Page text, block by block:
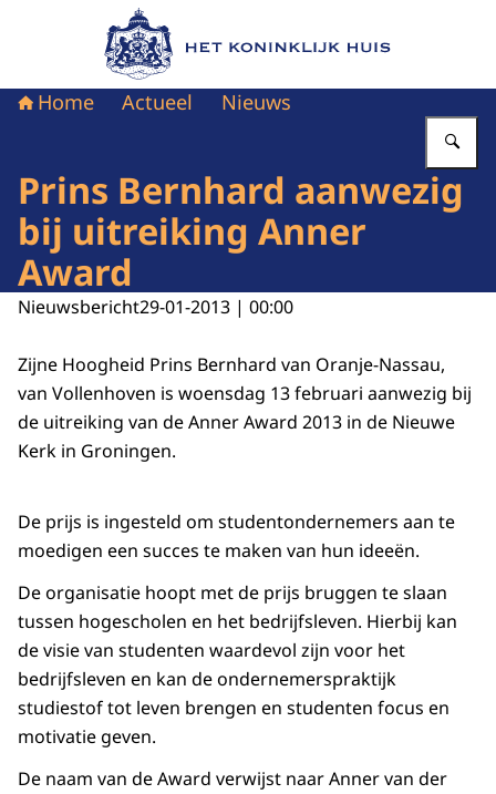
Naar de homepage van Het Koninklijk Huis
Home Actueel Nieuws
Prins Bernhard aanwezig
bij uitreiking Anner
Award
Nieuwsbericht29-01-2013 | 00:00
Zijne Hoogheid Prins Bernhard van Oranje-Nassau,
van Vollenhoven is woensdag 13 februari aanwezig bij
de uitreiking van de Anner Award 2013 in de Nieuwe
Kerk in Groningen.
De prijs is ingesteld om studentondernemers aan te
moedigen een succes te maken van hun ideeën.
De organisatie hoopt met de prijs bruggen te slaan
tussen hogescholen en het bedrijfsleven. Hierbij kan
de visie van studenten waardevol zijn voor het
bedrijfsleven en kan de ondernemerspraktijk
studiestof tot leven brengen en studenten focus en
motivatie geven.
De naam van de Award verwijst naar Anner van der